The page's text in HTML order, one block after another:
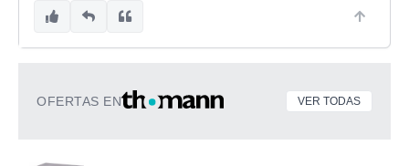
OFERTAS EN VER TODAS